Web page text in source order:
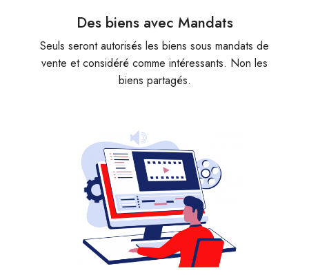
Des biens avec Mandats
Seuls seront autorisés les biens sous mandats de
vente et considéré comme intéressants. Non les
biens partagés.